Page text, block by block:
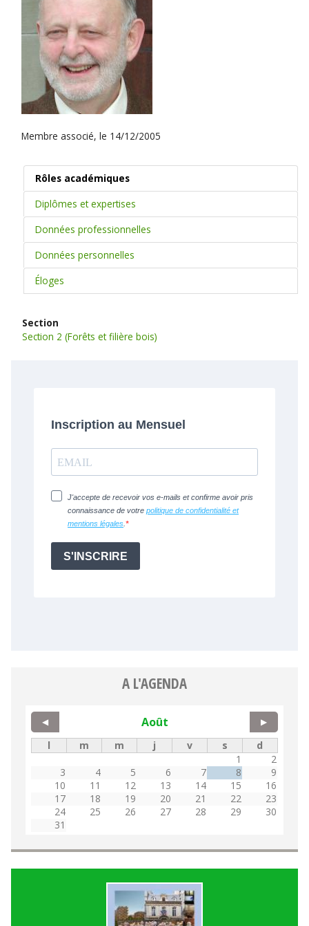
Membre associé, le 14/12/2005
Rôles académiques
Diplômes et expertises
Données professionnelles
Données personnelles
Éloges
Section
Section 2 (Forêts et filière bois)
A L'AGENDA
Août
◀ ▶
l m m j v s
d
1
2
3
4 5 6 7 8
9
10
11 12 13 14 15
16
17
18 19 20 21 22
23
24
25 26 27 28 29
30
31